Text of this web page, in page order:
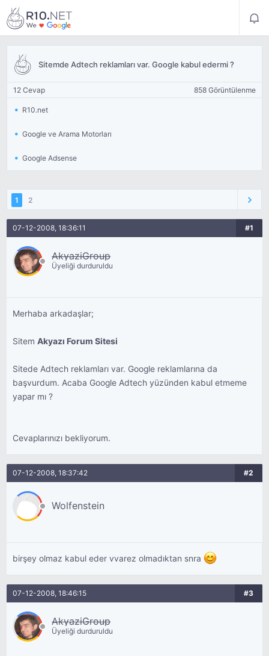
Sitemde Adtech reklamları var. Google kabul edermi ?
12 Cevap 858 Görüntülenme
R10.net
Google ve Arama Motorları
Google Adsense
1 2
07-12-2008, 18:36:11 #1
AkyaziGroup
Üyeliği durduruldu
Merhaba arkadaşlar;
SitemAkyazı Forum Sitesi
Sitede Adtech reklamları var. Google reklamlarına da
başvurdum. Acaba Google Adtech yüzünden kabul etmeme
yapar mı ?
Cevaplarınızı bekliyorum.
07-12-2008, 18:37:42 #2
Wolfenstein
birşey olmaz kabul eder vvarez olmadıktan snra
07-12-2008, 18:46:15 #3
AkyaziGroup
Üyeliği durduruldu